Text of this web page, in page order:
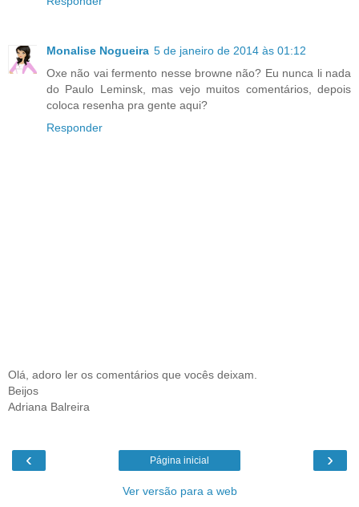
Monalise Nogueira 5 de janeiro de 2014 às 01:12
Oxe não vai fermento nesse browne não? Eu nunca li nada
do Paulo Leminsk, mas vejo muitos comentários, depois
coloca resenha pra gente aqui?
Responder
Olá, adoro ler os comentários que vocês deixam.
Beijos
Adriana Balreira
‹ ›
Página inicial
Ver versão para a web